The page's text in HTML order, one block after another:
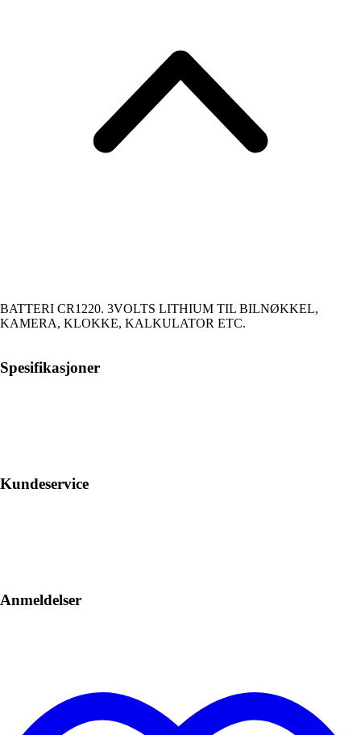
BATTERI CR1220. 3VOLTS LITHIUM TIL BILNØKKEL,
KAMERA, KLOKKE, KALKULATOR ETC.
Spesifikasjoner
Kundeservice
Anmeldelser